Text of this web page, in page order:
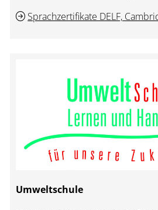
Sprachzertifikate DELF,
Umweltschule